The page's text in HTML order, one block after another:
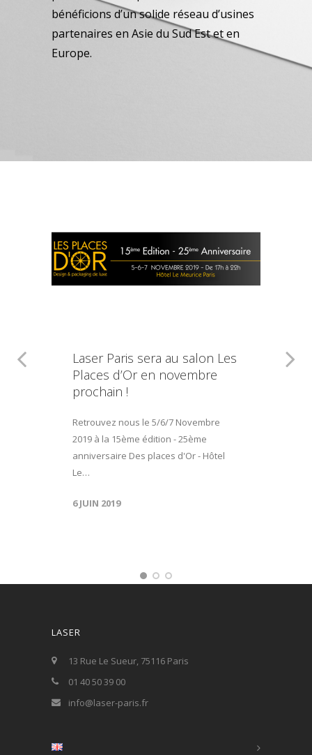
bénéficions d’un solide réseau d’usines
partenaires en Asie du Sud Est et en
Europe.
Laser Paris sera au salon Les
Places d’Or en novembre
prochain !
Retrouvez nous le 5/6/7 Novembre
2019 à la 15ème édition - 25ème
anniversaire Des places d'Or - Hôtel
Le…
6 JUIN 2019
LASER
13 Rue Le Sueur, 75116 Paris
01 40 50 39 00
info@laser-paris.fr